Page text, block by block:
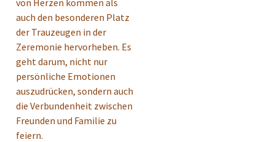
auch den besonderen Platz
der Trauzeugen in der
Zeremonie hervorheben. Es
geht darum, nicht nur
persönliche Emotionen
auszudrücken, sondern auch
die Verbundenheit zwischen
Freunden und Familie zu
feiern.